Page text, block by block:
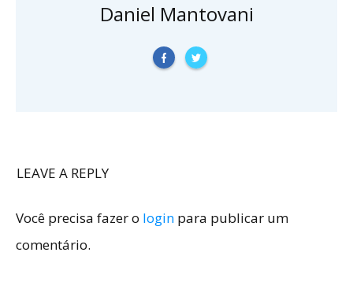
Daniel Mantovani
LEAVE A REPLY
Você precisa fazer o login para publicar um
comentário.